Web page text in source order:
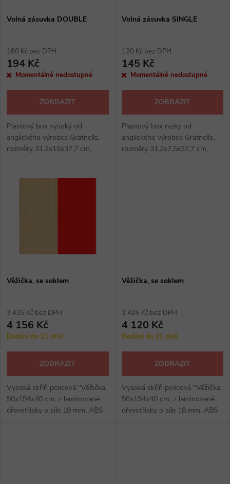
p
r
o
u
k
s
r
o
d
u
Volná zásuvka DOUBLE
160 Kč bez DPH
194 Kč
Momentálně nedostupné
ZOBRAZIT
Plastový box vysoký od
anglického výrobce Gratnells,
rozměry 31,2x15x37,7 cm,
Volná zásuvka SINGLE
120 Kč bez DPH
145 Kč
Momentálně nedostupné
ZOBRAZIT
Plastový box nízký od
anglického výrobce Gratnells,
rozměry 31,2x7,5x37,7 cm,
Věžička, se soklem
3 435 Kč bez DPH
4 156 Kč
Dodání do 21 dnů
ZOBRAZIT
Vysoká skříň policová "Věžička,
50x194x40 cm, z laminované
dřevotřísky o síle 18 mm, ABS
Věžička, se soklem
3 405 Kč bez DPH
4 120 Kč
Dodání do 21 dnů
ZOBRAZIT
Vysoká skříň policová "Věžička,
50x194x40 cm, z laminované
dřevotřísky o síle 18 mm, ABS